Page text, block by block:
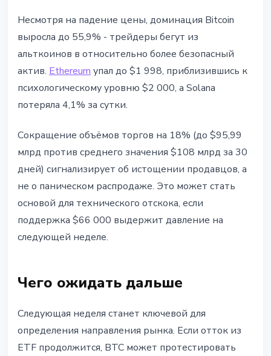
Несмотря на падение цены, доминация Bitcoin
выросла до 55,9% - трейдеры бегут из
альткоинов в относительно более безопасный
актив. Ethereumупал до $1 998, приблизившись к
психологическому уровню $2 000, а Solana
потеряла 4,1% за сутки.
Сокращение объёмов торгов на 18% (до $95,99
млрд против среднего значения $108 млрд за 30
дней) сигнализирует об истощении продавцов, а
не о паническом распродаже. Это может стать
основой для технического отскока, если
поддержка $66 000 выдержит давление на
следующей неделе.
Чего ожидать дальше
Следующая неделя станет ключевой для
определения направления рынка. Если отток из
ETF продолжится, BTC может протестировать